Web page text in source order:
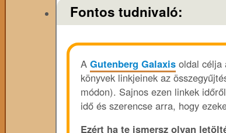
Fontos tudnivaló:
A Gutenberg Galaxisoldal célja
könyvek linkjeinek az
módon). Sajnos ezen linkek
idő és szerencse arra, hogy
Ezért ha te ismersz olyan